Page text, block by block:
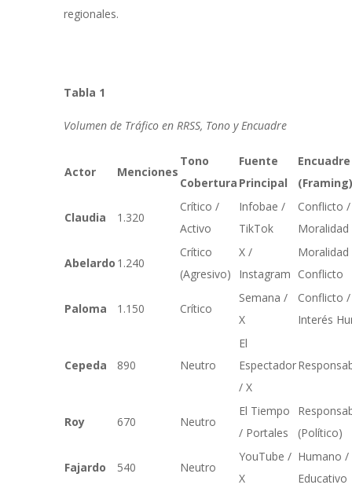
regionales.
Tabla 1
Volumen de Tráfico en RRSS, Tono y Encuadre
Actor Menciones
Tono
Cobertura
Fuente
Principal
Encuadre
(Framing)
Claudia 1.320
Crítico /
Activo
Infobae /
TikTok
Conflicto /
Moralidad
Abelardo 1.240
Crítico
(Agresivo)
X /
Instagram
Moralidad
Conflicto
Paloma 1.150 Crítico
Semana /
X
Conflicto /
Interés
Cepeda 890 Neutro
El
Espectador
/ X
Roy 670 Neutro
El Tiempo
/ Portales
(Político)
Fajardo 540 Neutro
YouTube /
X
Humano /
Educativo